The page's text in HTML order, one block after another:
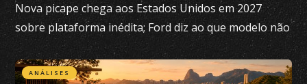
Nova picape chega aos Estados Unidos em 2027
sobre plataforma inédita; Ford diz ao que modelo não
está nos planos para o Brasil no momento
ANÁLISES